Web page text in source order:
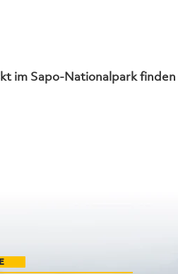
im Sapo-Nationalpark finden